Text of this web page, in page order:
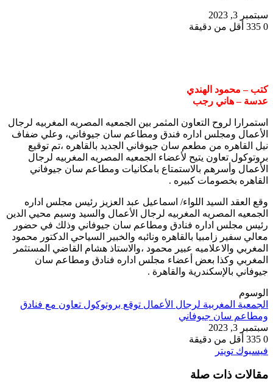
سبتمبر 3, 2023
0
أقل من دقيقة
كتب – محمود الهندي
عدسة – هاني رجب
استمرارا لروح التعاون المثمر بين الجمعيه المصريه المغربيه لرجال
الأعمال ومجلس اداره فندق ومطاعم سان جيوفاني، وعلي ضفاف
نيل القاهره من مطعم سان جيوفاني الجديد بالقاهره ،تم توقيع
بروتوكول تعاون يتيح لأعضاء الجمعيه المصريه المغربيه لرجال
الأعمال وأسرهم بالاستمتاع بامكانيات ومطاعم سان جيوفاني
القاهره بخصومات كبيره .
وقع العقد السيد اللواء/ اسماعيل عبد العزيز رئيس مجلس اداره
الجمعيه المصريه المغربيه لرجال الأعمال والسيد وسيم محيي الدين
رئيس مجلس اداره فنادق ومطاعم سان جيوفاني وذلك في حضور
معالي سفير زامبيا بالقاهره ونائبه والخبير السياحي الدكتور محمود
المغربي والاعلاميه عبير محمود ،والاستاذ هشام القاضي المستثمر
المغربي وكذا بعض أعضاء مجلس اداره فنادق ومطاعم سان
جيوفاني بالإسكندرية والقاهرة .
الوسوم
الجمعية المغربية لرجال الأعمال توقع بروتوكول تعاون مع فنادق
ومطاعم سان جيوفاني
سبتمبر 3, 2023
0
أقل من دقيقة
فيسبوك تويتر
البريد
مقالات ذات صلة